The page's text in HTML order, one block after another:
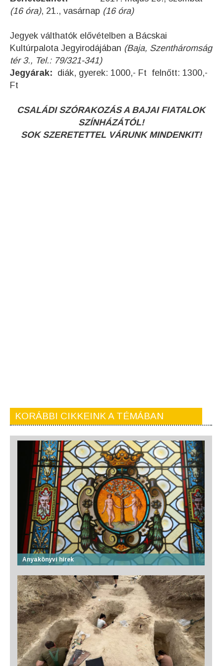
(16 óra), 21., vasárnap (16 óra)
Jegyek válthatók elővételben a Bácskai
Kultúrpalota Jegyirodájában (Baja, Szentháromság
tér 3., Tel.: 79/321-341)
Jegyárak: diák, gyerek: 1000,- Ft felnőtt: 1300,-
Ft
CSALÁDI SZÓRAKOZÁS A BAJAI FIATALOK
SZÍNHÁZÁTÓL!
SOK SZERETETTEL VÁRUNK MINDENKIT!
KORÁBBI CIKKEINK A TÉMÁBAN
Anyakönyvi hírek